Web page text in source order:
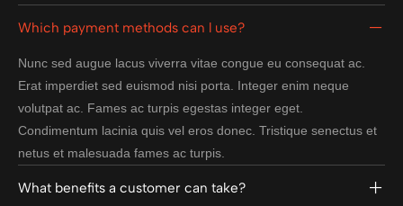
Which payment methods can l use?
Nunc sed augue lacus viverra vitae congue eu consequat ac.
Erat imperdiet sed euismod nisi porta. Integer enim neque
volutpat ac. Fames ac turpis egestas integer eget.
Condimentum lacinia quis vel eros donec. Tristique senectus et
netus et malesuada fames ac turpis.
What benefits a customer can take?